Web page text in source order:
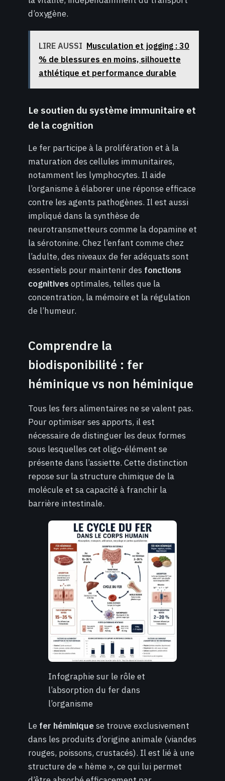
d’oxygène.
LIRE AUSSI Musculation et jogging : 30
% de blessures en moins, silhouette
athlétique et performance durable
Le soutien du système immunitaire et
de la cognition
Le fer participe à la prolifération et à la
maturation des cellules immunitaires,
notamment les lymphocytes. Il aide
l’organisme à élaborer une réponse efficace
contre les agents pathogènes. Il est aussi
impliqué dans la synthèse de
neurotransmetteurs comme la dopamine et
la sérotonine. Chez l’enfant comme chez
l’adulte, des niveaux de fer adéquats sont
essentiels pour maintenir des fonctions
cognitives optimales, telles que la
concentration, la mémoire et la régulation
de l’humeur.
Comprendre la
biodisponibilité : fer
héminique vs non héminique
Tous les fers alimentaires ne se valent pas.
Pour optimiser ses apports, il est
nécessaire de distinguer les deux formes
sous lesquelles cet oligo-élément se
présente dans l’assiette. Cette distinction
repose sur la structure chimique de la
molécule et sa capacité à franchir la
barrière intestinale.
Infographie sur le rôle et
l’absorption du fer dans
l’organisme
Le fer héminiquese trouve exclusivement
dans les produits d’origine animale (viandes
rouges, poissons, crustacés). Il est lié à une
structure de « hème », ce qui lui permet